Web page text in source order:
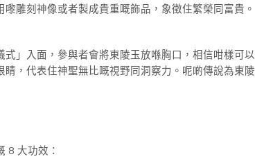
雕刻神像或者製成貴重嘅飾品，象徵住繁榮同富貴。
」入面，參與者會將東陵玉放喺胸口，相信咁樣可以
，代表住神聖無比嘅視野同洞察力。呢啲傳說為東陵
8 大功效：